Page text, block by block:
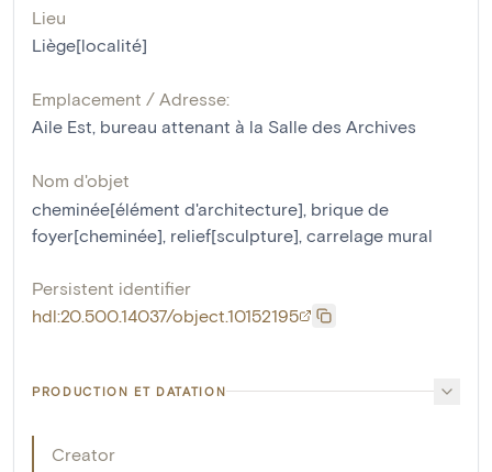
Lieu
Liège[localité]
Emplacement / Adresse:
Aile Est, bureau attenant à la Salle des Archives
Nom d'objet
cheminée[élément d'architecture], brique de
foyer[cheminée], relief[sculpture], carrelage mural
Persistent identifier
hdl:20.500.14037/object.10152195
PRODUCTION ET DATATION
Creator